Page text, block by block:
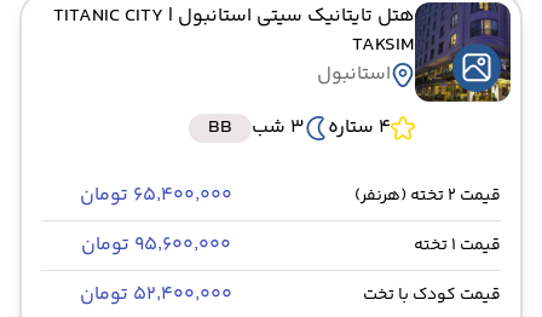
هتل تایتانیک سیتی استانبول | TITANIC CITY
TAKSIM
استانبول
4 ستاره
3 شب BB
قیمت 2 تخته (هرنفر) ۶۵٬۴۰۰٬۰۰۰ تومان
قیمت 1 تخته ۹۵٬۶۰۰٬۰۰۰ تومان
قیمت کودک با تخت ۵۲٬۴۰۰٬۰۰۰ تومان